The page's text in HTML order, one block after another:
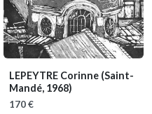
LEPEYTRE Corinne (Saint-
Mandé, 1968)
170 €